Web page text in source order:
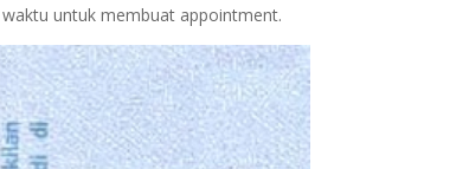
waktu untuk membuat appointment.